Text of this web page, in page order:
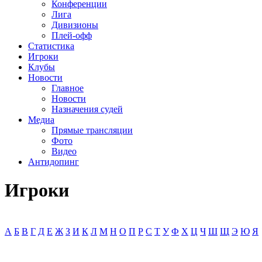
Конференции
Лига
Дивизионы
Плей-офф
Статистика
Игроки
Клубы
Новости
Главное
Новости
Назначения судей
Медиа
Прямые трансляции
Фото
Видео
Антидопинг
Игроки
А Б В Г Д Е Ж З И К Л М Н О П Р С Т У Ф Х Ц Ч Ш Щ Э Ю Я